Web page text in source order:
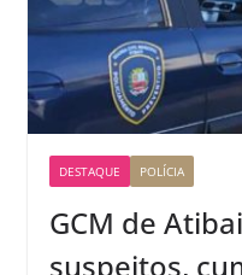
DESTAQUE POLÍCIA
GCM de
suspeitos,